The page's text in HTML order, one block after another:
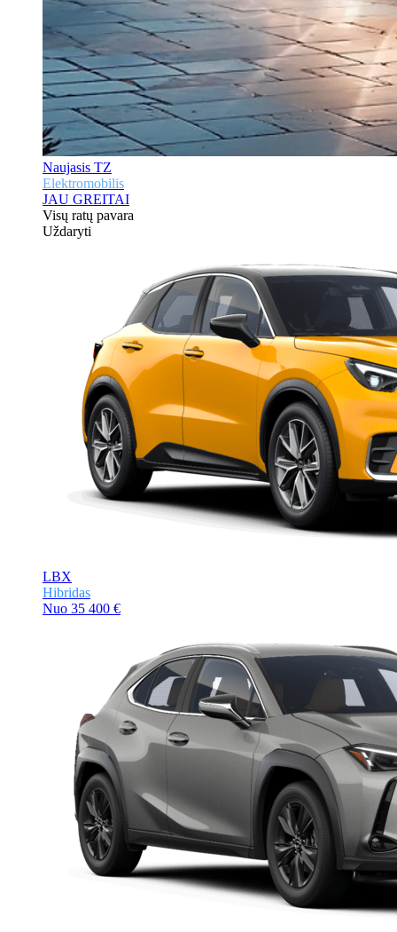
Naujasis TZ
Elektromobilis
JAU GREITAI
Visų ratų pavara
Uždaryti
LBX
Hibridas
Nuo 35 400 €